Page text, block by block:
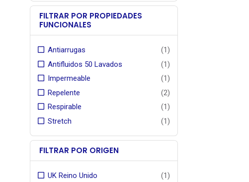
FILTRAR POR PROPIEDADES
FUNCIONALES
Antiarrugas
(1)
Antifluidos 50 Lavados
(1)
Impermeable
(1)
Repelente
(2)
Respirable
(1)
Stretch
(1)
FILTRAR POR ORIGEN
UK Reino Unido (1)